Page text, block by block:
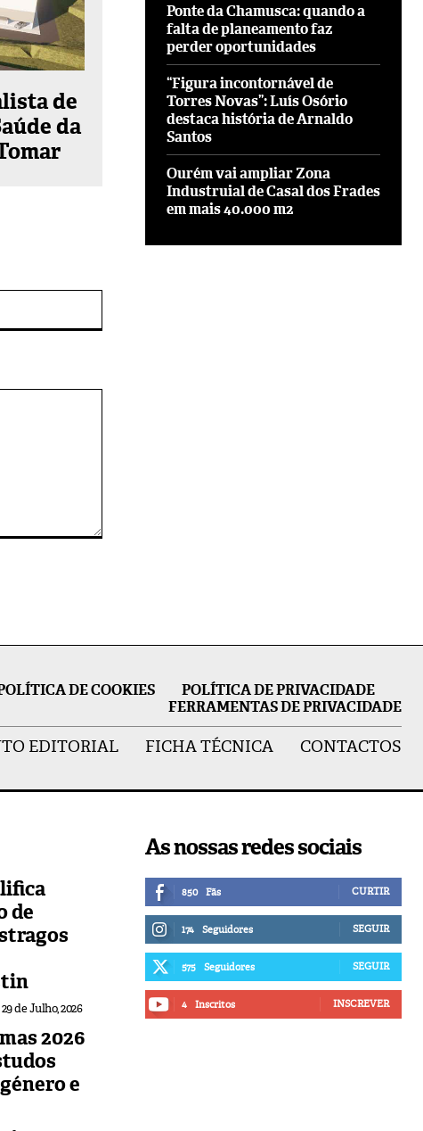
de
da
Ponte da Chamusca: quando a
falta de planeamento faz
perder oportunidades
“Figura incontornável de
Torres Novas”: Luís Osório
destaca história de Arnaldo
Santos
Ourém vai ampliar Zona
Industruial de Casal dos Frades
em mais 40.000 m2
DE COOKIES
POLÍTICA DE PRIVACIDADE
FERRAMENTAS DE PRIVACIDADE
EDITORIAL FICHA TÉCNICA CONTACTOS
de
29 de Julho, 2026
2026
e
As nossas redes sociais
850 Fãs CURTIR
174 Seguidores SEGUIR
575 Seguidores SEGUIR
4 Inscritos INSCREVER